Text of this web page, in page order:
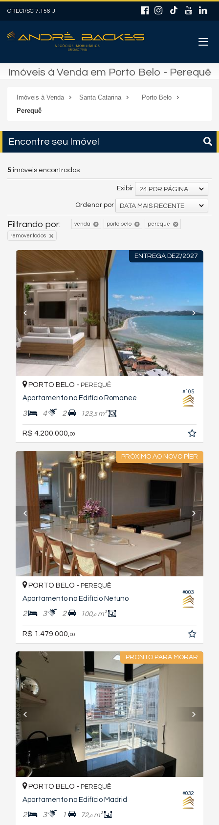
CRECI/SC 7.156-J
Imóveis à Venda em Porto Belo - Perequê
Imóveis à Venda Santa Catarina
Porto Belo
Perequê
Encontre seu Imóvel
5 imóveis encontrados
Exibir 24 POR PÁGINA
Ordenar por DATA MAIS RECENTE
Filtrando por: venda porto belo perequê
remover todos
ENTREGA DEZ/2027
#105
PORTO BELO - PEREQUÊ
Apartamento no Edifício Romanee
3 4 2 123,5m²
R$ 4.200.000, 00
PRÓXIMO AO NOVO PÍER
#003
PORTO BELO - PEREQUÊ
Apartamento no Edifício Netuno
2 3 2 100,0m²
R$ 1.479.000,00
PRONTO PARA MORAR
#032
PORTO BELO - PEREQUÊ
Apartamento no Edifício Madrid
2 3 1 72,0m²